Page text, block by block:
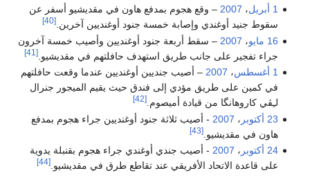
1 أبريل ، 2007 – وقع هجوم بمدفع هاون في مقديشيو أسفر عن
سقوط جنيد أوغندي وإصابة خمسة جنود أوغنديين آخرين.[40]
16 مايو ، 2007 – سقط أربعة جنود أوغنديين وأصيب خمسة آخرون
جراء تفجير على جانب طريق استهدف حافلتهم في مقديشيو.[41]
1 أغسطس ، 2007 – أصيب جنديين أوغنديين عندما وقعت حافلتهم
في كمين على طريق مؤدي إلى فندق حيث يقيم الميجور جنرال
لـِڤي كاروهانگا من قيادة أميصوم.[42]
23 أكتوبر ، 2007 - أصيب ثلاثة جنود أوغنديين جراء هجوم بمدفع
هاون في مقديشيو.[43]
24 أكتوبر ، 2007 - أصيب جندي أوغندي جراء هجوم بقنبلة يدوية
على قاعدة الاتحاد الأفريقي عند تقاطع طرق في مقديشيو.[44]